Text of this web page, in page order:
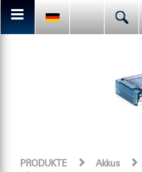
PRODUKTE Akkus
日本語
Hier kannst Du den aktuellen
Mail